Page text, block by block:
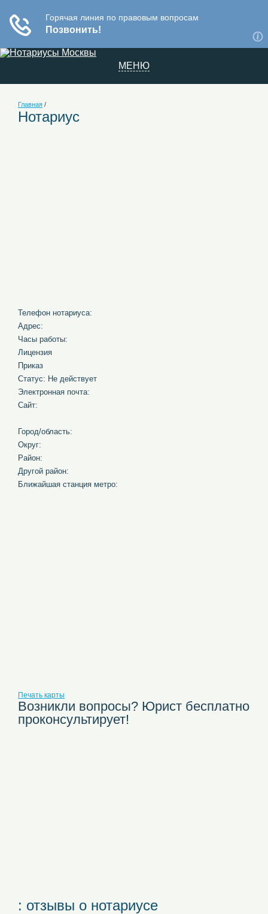
МЕНЮ
Главная /
Нотариус
Телефон нотариуса:
Адрес:
Часы работы:
Лицензия
Приказ
Статус: Не действует
Электронная почта:
Сайт:
Город/область:
Округ:
Район:
Другой район:
Ближайшая станция метро:
Печать карты
Возникли вопросы? Юрист бесплатно
проконсультирует!
: отзывы о нотариусе